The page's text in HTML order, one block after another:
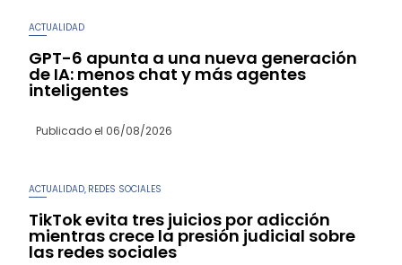
ACTUALIDAD
GPT-6 apunta a una nueva generación
de IA: menos chat y más agentes
inteligentes
Publicado el 06/08/2026
ACTUALIDAD REDES SOCIALES
TikTok evita tres juicios por adicción
mientras crece la presión judicial sobre
las redes sociales